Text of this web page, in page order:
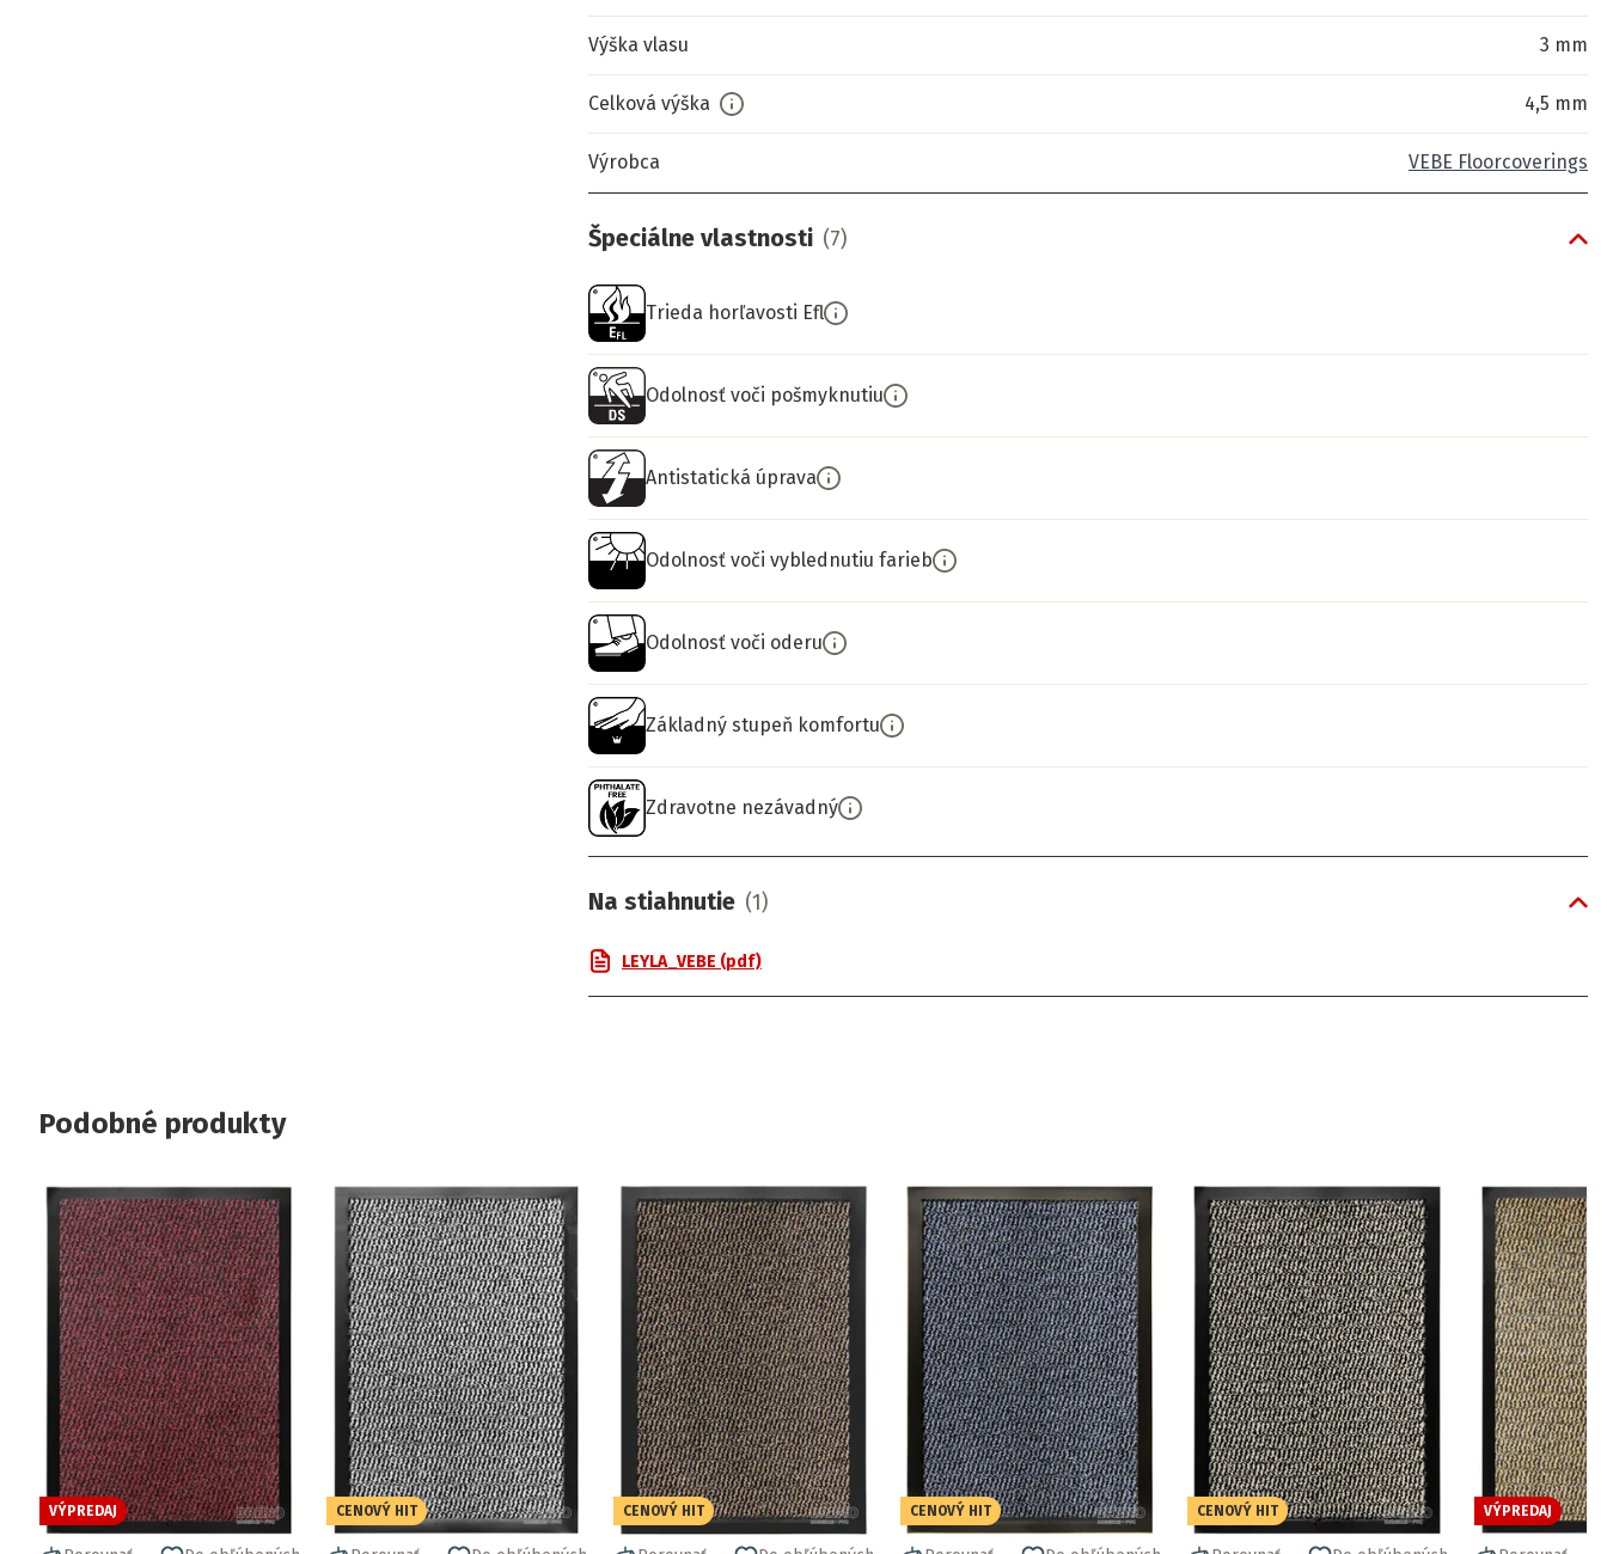
Výška vlasu 3 mm
Celková výška 4,5 mm
Výrobca VEBE Floorcoverings
Špeciálne vlastnosti (7)
Trieda horľavosti Efl
Odolnosť voči pošmyknutiu
Antistatická úprava
Odolnosť voči vyblednutiu farieb
Odolnosť voči oderu
Základný stupeň komfortu
Zdravotne nezávadný
Na stiahnutie (1)
LEYLA_VEBE (pdf)
Podobné produkty
VÝPREDAJ CENOVÝ HIT CENOVÝ HIT CENOVÝ HIT CENOVÝ HIT VÝPREDAJ